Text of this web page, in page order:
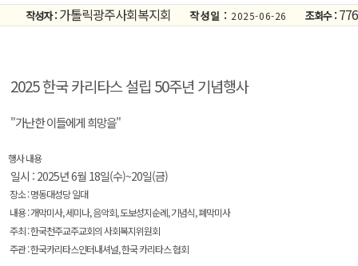
작성자 :가톨릭광주사회복지회 작성일 : 2025-06-26 조회수 :776
2025 한국 카리타스 설립 50주년 기념행사
"가난한 이들에게 희망을"
행사 내용
일시 : 2025년 6월 18일(수)~20일(금)
장소 : 명동대성당 일대
내용 : 개막미사, 세미나, 음악회, 도보성지순례, 기념식, 폐막미사
주최 : 한국천주교주교회의 사회복지위원회
주관 : 한국카리타스인터내셔널, 한국 카리타스 협회